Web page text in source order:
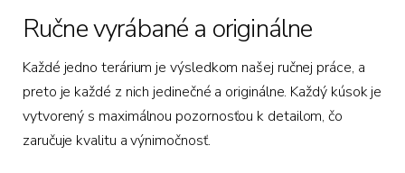
Ručne vyrábané a originálne
Každé jedno terárium je výsledkom našej ručnej práce, a
preto je každé z nich jedinečné a originálne. Každý kúsok je
vytvorený s maximálnou pozornosťou k detailom, čo
zaručuje kvalitu a výnimočnosť.